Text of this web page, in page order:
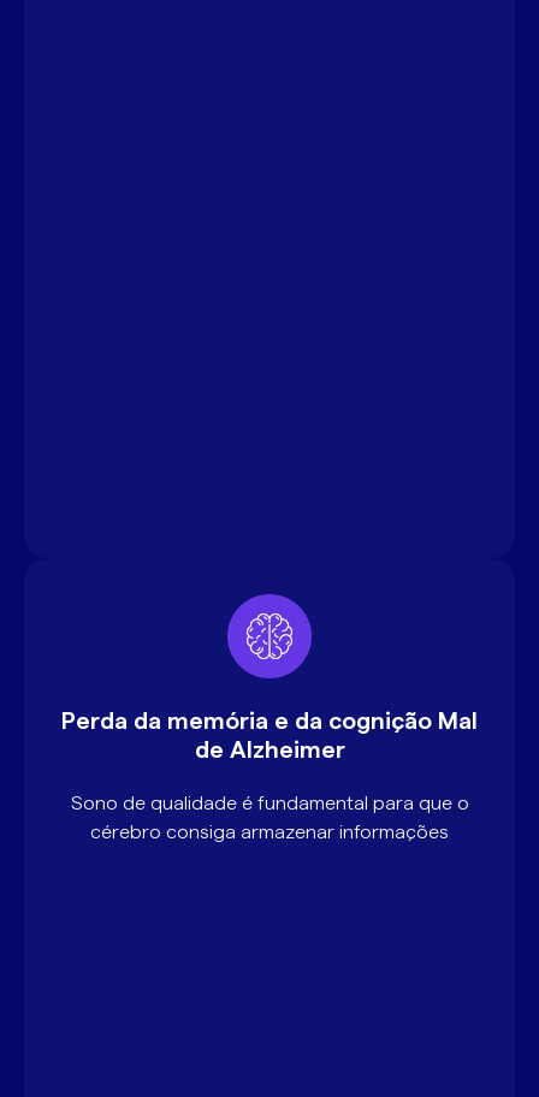
Perda da memória e da cognição Mal
de Alzheimer
Sono de qualidade é fundamental para que o
cérebro consiga armazenar informações